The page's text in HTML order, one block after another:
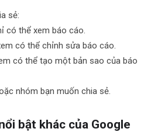
sẻ:
có thể xem báo cáo.
có thể chỉnh sửa báo cáo.
có thể tạo một bản sao của báo
nhóm bạn muốn chia sẻ.
bật khác của Google